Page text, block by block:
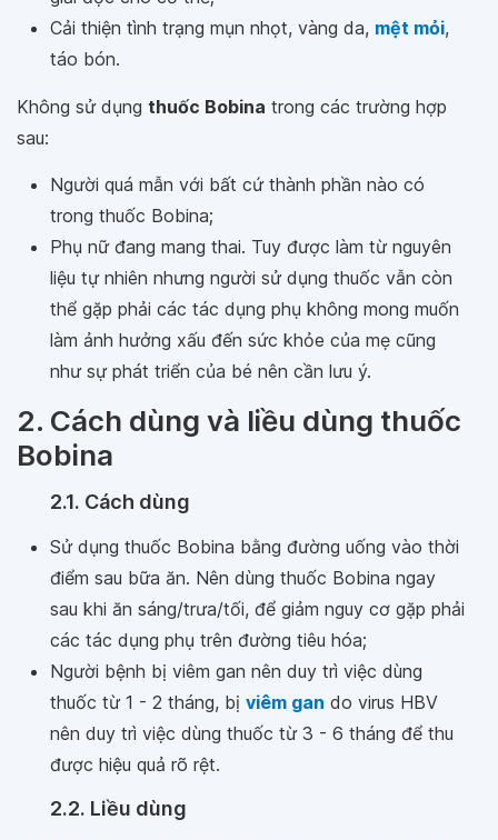
Cải thiện tình trạng mụn nhọt, vàng da, mệt mỏi,
táo bón.
Không sử dụng thuốc Bobina trong các trường hợp
sau:
Người quá mẫn với bất cứ thành phần nào có
trong thuốc Bobina;
Phụ nữ đang mang thai. Tuy được làm từ nguyên
liệu tự nhiên nhưng người sử dụng thuốc vẫn còn
thể gặp phải các tác dụng phụ không mong muốn
làm ảnh hưởng xấu đến sức khỏe của mẹ cũng
như sự phát triển của bé nên cần lưu ý.
2. Cách dùng và liều dùng thuốc
Bobina
2.1. Cách dùng
Sử dụng thuốc Bobina bằng đường uống vào thời
điểm sau bữa ăn. Nên dùng thuốc Bobina ngay
sau khi ăn sáng/trưa/tối, để giảm nguy cơ gặp phải
các tác dụng phụ trên đường tiêu hóa;
Người bệnh bị viêm gan nên duy trì việc dùng
thuốc từ 1 - 2 tháng, bị viêm gan do virus HBV
nên duy trì việc dùng thuốc từ 3 - 6 tháng để thu
được hiệu quả rõ rệt.
2.2. Liều dùng